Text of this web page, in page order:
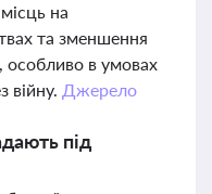
на
та зменшення
особливо в умовах
війну. Джерело
під